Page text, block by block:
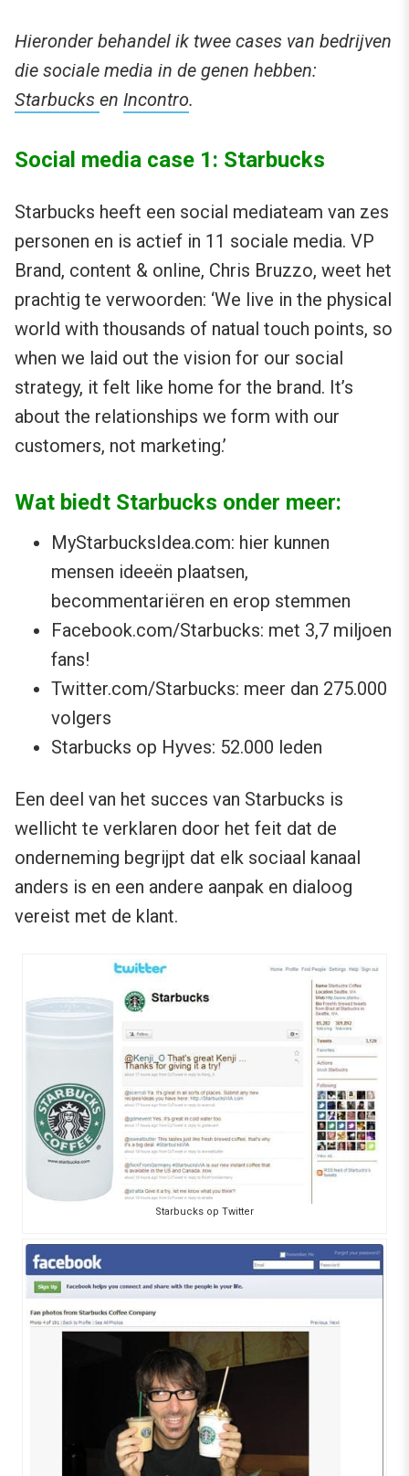
Hieronder behandel ik twee cases van bedrijven
die sociale media in de genen hebben:
Starbucks en Incontro.
Social media case 1: Starbucks
Starbucks heeft een social mediateam van zes
personen en is actief in 11 sociale media. VP
Brand, content & online, Chris Bruzzo, weet het
prachtig te verwoorden: ‘We live in the physical
world with thousands of natual touch points, so
when we laid out the vision for our social
strategy, it felt like home for the brand. It’s
about the relationships we form with our
customers, not marketing.’
Wat biedt Starbucks onder meer:
MyStarbucksIdea.com: hier kunnen
mensen ideeën plaatsen,
becommentariëren en erop stemmen
Facebook.com/Starbucks: met 3,7 miljoen
fans!
Twitter.com/Starbucks: meer dan 275.000
volgers
Starbucks op Hyves: 52.000 leden
Een deel van het succes van Starbucks is
wellicht te verklaren door het feit dat de
onderneming begrijpt dat elk sociaal kanaal
anders is en een andere aanpak en dialoog
vereist met de klant.
Starbucks op Twitter